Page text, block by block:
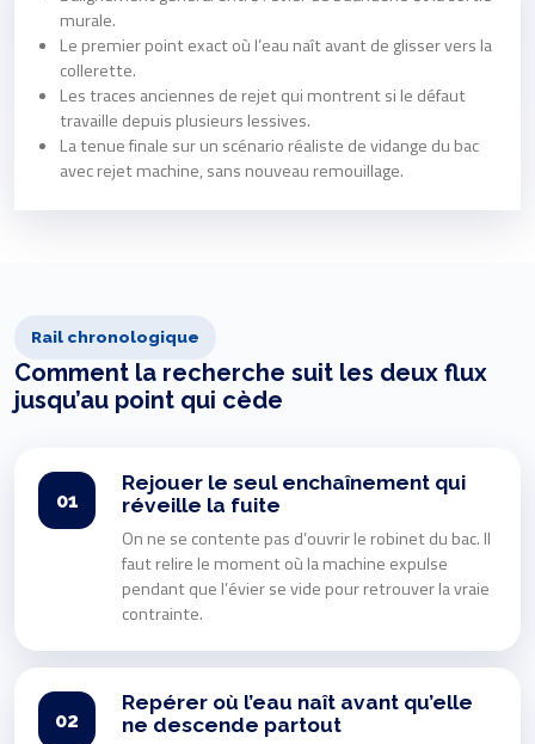
murale.
Le premier point exact où l’eau naît avant de glisser vers la
collerette.
Les traces anciennes de rejet qui montrent si le défaut
travaille depuis plusieurs lessives.
La tenue finale sur un scénario réaliste de vidange du bac
avec rejet machine, sans nouveau remouillage.
Rail chronologique
Comment la recherche suit les deux flux
jusqu’au point qui cède
01
Rejouer le seul enchaînement qui
réveille la fuite
On ne se contente pas d’ouvrir le robinet du bac. Il
faut relire le moment où la machine expulse
pendant que l’évier se vide pour retrouver la vraie
contrainte.
02
Repérer où l’eau naît avant qu’elle
ne descende partout